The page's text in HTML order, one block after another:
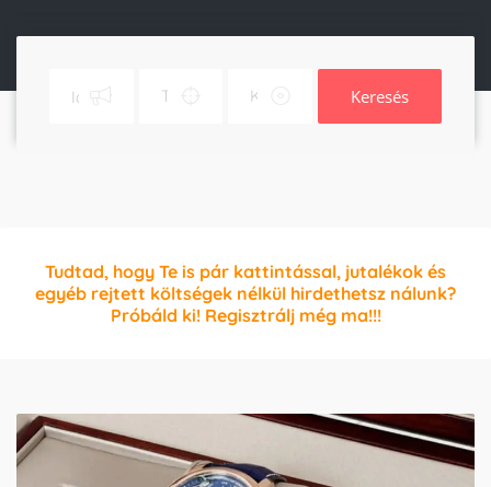
Keresés
Tudtad, hogy Te is pár kattintással, jutalékok és
egyéb rejtett költségek nélkül hirdethetsz nálunk?
Próbáld ki! Regisztrálj még ma!!!